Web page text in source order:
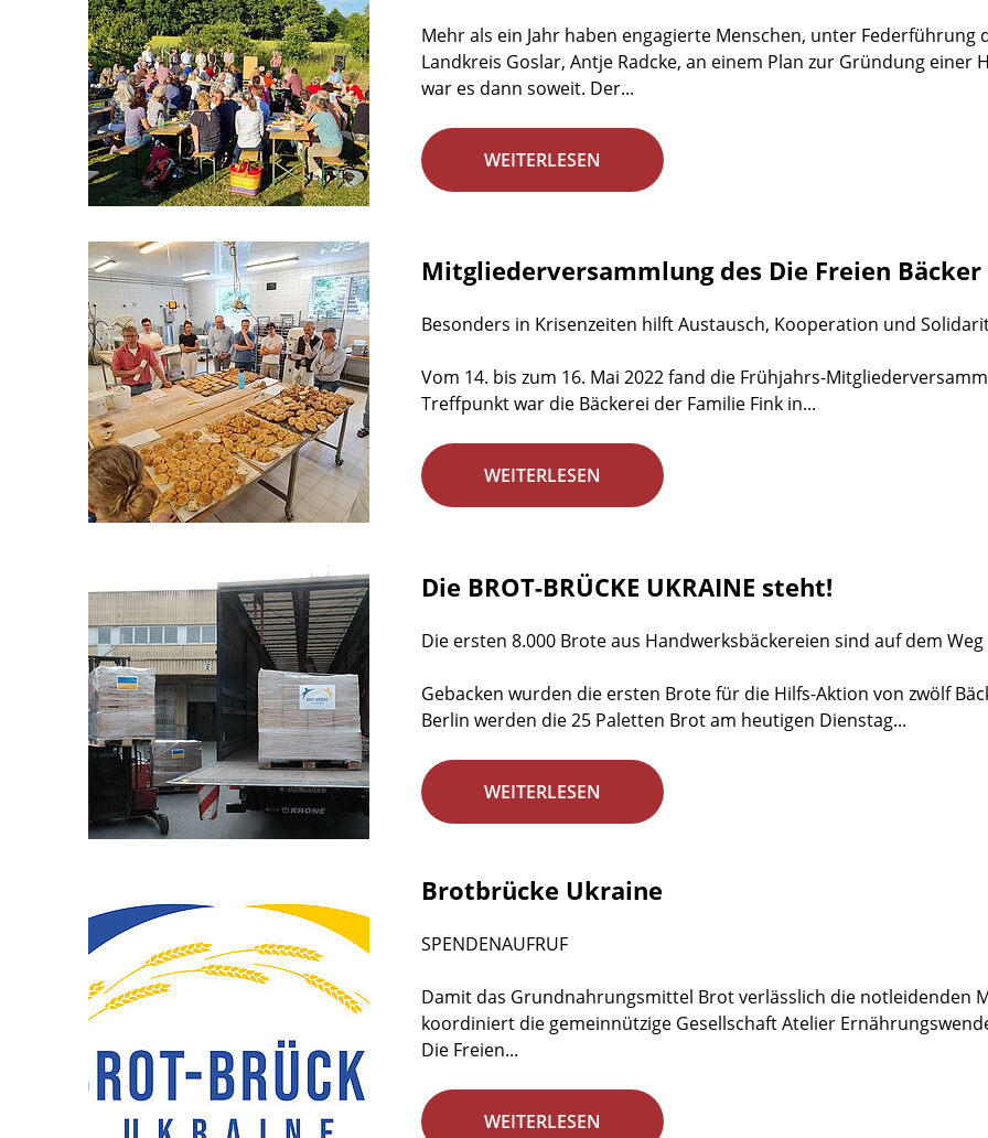
Mehr als ein Jahr haben engagierte Menschen, unter
Landkreis Goslar, Antje Radcke, an einem Plan zur Gründung einer
war es dann soweit. Der...
WEITERLESEN
Mitgliederversammlung des Die Freien Bäcker
Besonders in Krisenzeiten hilft Austausch, Kooperation und
Vom 14. bis zum 16. Mai 2022 fand die Frühjahrs-
Treffpunkt war die Bäckerei der Familie Fink in...
WEITERLESEN
Die BROT-BRÜCKE UKRAINE steht!
Die ersten 8.000 Brote aus Handwerksbäckereien sind auf dem
Gebacken wurden die ersten Brote für die Hilfs-Aktion von zwölf
Berlin werden die 25 Paletten Brot am heutigen Dienstag...
WEITERLESEN
Brotbrücke Ukraine
SPENDENAUFRUF
Damit das Grundnahrungsmittel Brot verlässlich die notleidenden
koordiniert die gemeinnützige Gesellschaft Atelier
Die Freien...
WEITERLESEN